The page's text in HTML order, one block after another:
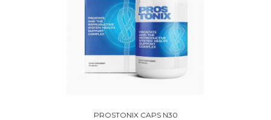
PROSTONIX CAPS N30